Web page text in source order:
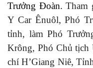
Trưởng Đoàn. Tham
Y Car Ênuôl, Phó
tỉnh, làm Phó
Krông, Phó Chủ tịch
chíH’Giang Niê,